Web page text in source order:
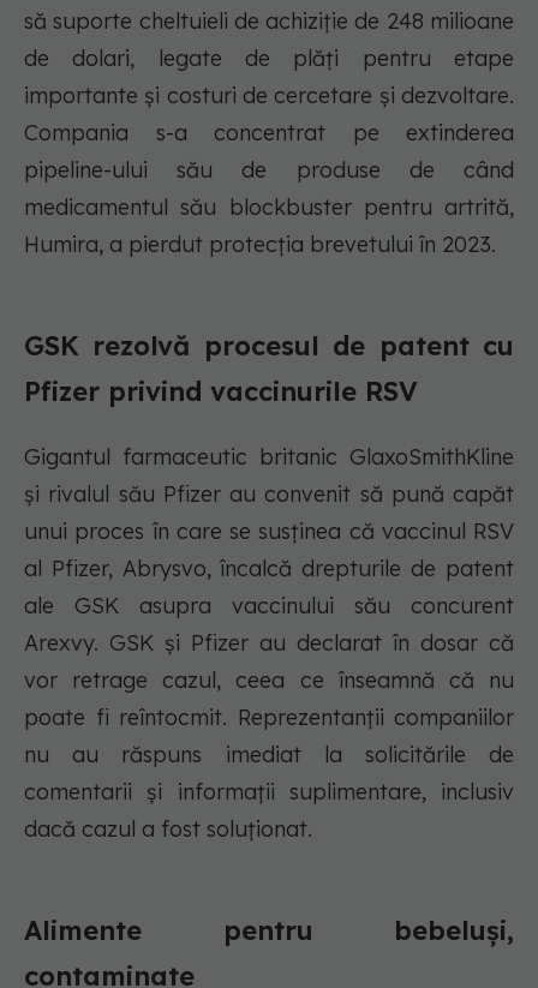
să suporte cheltuieli de achiziție de 248 milioane
de dolari, legate de plăți pentru etape
importante și costuri de cercetare și dezvoltare.
Compania s-a concentrat pe extinderea
pipeline-ului său de produse de când
medicamentul său blockbuster pentru artrită,
Humira, a pierdut protecția brevetului în 2023.
GSK rezolvă procesul de patent cu
Pfizer privind vaccinurile RSV
Gigantul farmaceutic britanic GlaxoSmithKline
și rivalul său Pfizer au convenit să pună capăt
unui proces în care se susținea că vaccinul RSV
al Pfizer, Abrysvo, încalcă drepturile de patent
ale GSK asupra vaccinului său concurent
Arexvy. GSK și Pfizer au declarat în dosar că
vor retrage cazul, ceea ce înseamnă că nu
poate fi reîntocmit. Reprezentanții companiilor
nu au răspuns imediat la solicitările de
comentarii și informații suplimentare, inclusiv
dacă cazul a fost soluționat.
Alimente pentru bebeluși,
contaminate